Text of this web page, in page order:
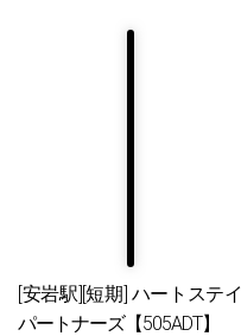
[安岩駅][短期] ハートステイ
パートナーズ【505ADT】